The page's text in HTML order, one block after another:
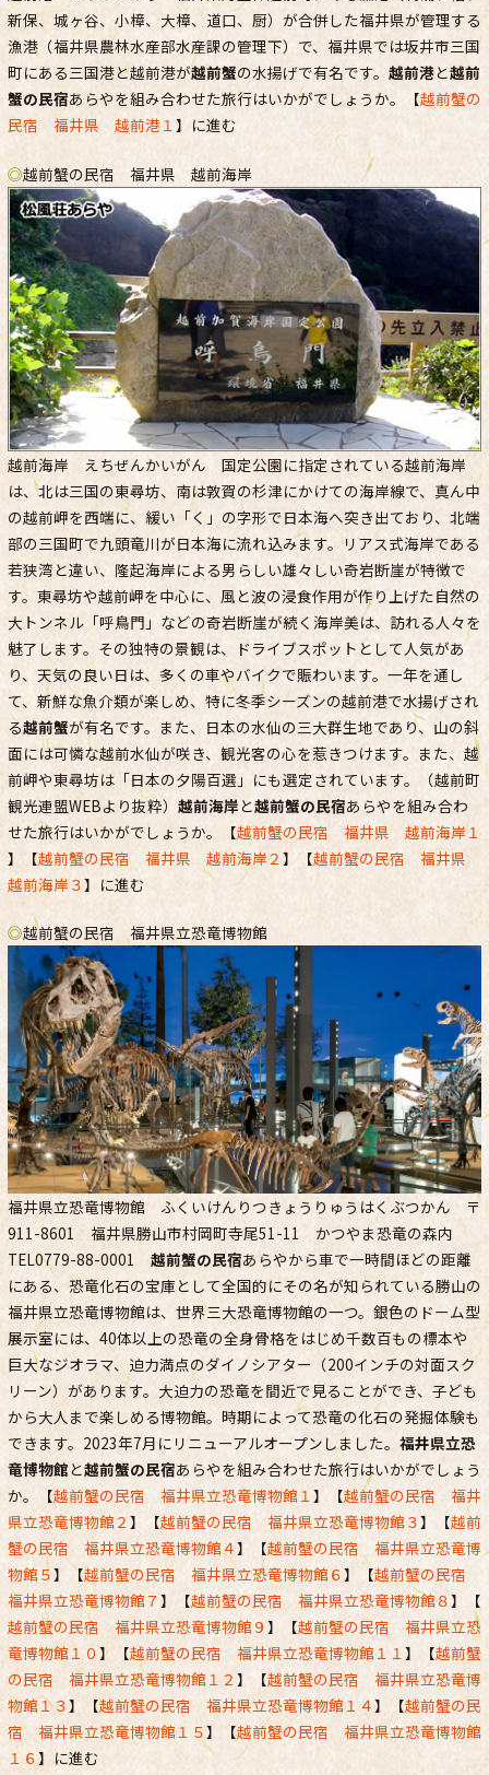
新保、城ヶ谷、小樟、大樟、道口、厨）が合併した福井県が管理する
漁港（福井県農林水産部水産課の管理下）で、福井県では坂井市三国
町にある三国港と越前港が越前蟹の水揚げで有名です。 越前港と越前
蟹の民宿あらやを組み合わせた旅行はいかがでしょうか。【越前蟹の
民宿 福井県 越前港１】に進む
◎越前蟹の民宿 福井県 越前海岸
越前海岸 えちぜんかいがん 国定公園に指定されている越前海岸
は、北は三国の東尋坊、南は敦賀の杉津にかけての海岸線で、真ん中
の越前岬を西端に、緩い「く」の字形で日本海へ突き出ており、北端
部の三国町で九頭竜川が日本海に流れ込みます。リアス式海岸である
若狭湾と違い、隆起海岸による男らしい雄々しい奇岩断崖が特徴で
す。東尋坊や越前岬を中心に、風と波の浸食作用が作り上げた自然の
大トンネル「呼鳥門」などの奇岩断崖が続く海岸美は、訪れる人々を
魅了します。その独特の景観は、ドライブスポットとして人気があ
り、天気の良い日は、多くの車やバイクで賑わいます。一年を通し
て、新鮮な魚介類が楽しめ、特に冬季シーズンの越前港で水揚げされ
る越前蟹が有名です。また、日本の水仙の三大群生地であり、山の斜
面には可憐な越前水仙が咲き、観光客の心を惹きつけます。また、越
前岬や東尋坊は「日本の夕陽百選」にも選定されています。（越前町
観光連盟WEBより抜粋） 越前海岸と越前蟹の民宿あらやを組み合わ
せた旅行はいかがでしょうか。【越前蟹の民宿 福井県 越前海岸１
】【越前蟹の民宿 福井県 越前海岸２】【越前蟹の民宿 福井県
越前海岸３】に進む
◎越前蟹の民宿 福井県立恐竜博物館
福井県立恐竜博物館 ふくいけんりつきょうりゅうはくぶつかん 〒
911-8601 福井県勝山市村岡町寺尾51-11 かつやま恐竜の森内
TEL0779-88-0001 越前蟹の民宿あらやから車で一時間ほどの距離
にある、恐竜化石の宝庫として全国的にその名が知られている勝山の
福井県立恐竜博物館は、世界三大恐竜博物館の一つ。銀色のドーム型
展示室には、40体以上の恐竜の全身骨格をはじめ千数百もの標本や
巨大なジオラマ、迫力満点のダイノシアター（200インチの対面スク
リーン）があります。大迫力の恐竜を間近で見ることができ、子ども
から大人まで楽しめる博物館。時期によって恐竜の化石の発掘体験も
できます。2023年7月にリニューアルオープンしました。 福井県立恐
竜博物館と越前蟹の民宿あらやを組み合わせた旅行はいかがでしょう
か。【越前蟹の民宿 福井県立恐竜博物館１ 】【越前蟹の民宿 福井
県立恐竜博物館２】【越前蟹の民宿 福井県立恐竜博物館３】【越前
蟹の民宿 福井県立恐竜博物館４】【越前蟹の民宿 福井県立恐竜博
物館５】【越前蟹の民宿 福井県立恐竜博物館６ 】【越前蟹の民宿
福井県立恐竜博物館７ 】【越前蟹の民宿 福井県立恐竜博物館８】【
越前蟹の民宿 福井県立恐竜博物館９】【越前蟹の民宿 福井県立恐
竜博物館１０】【越前蟹の民宿 福井県立恐竜博物館１１ 】【越前蟹
の民宿 福井県立恐竜博物館１２ 】【越前蟹の民宿 福井県立恐竜博
物館１３】【越前蟹の民宿 福井県立恐竜博物館１４】【越前蟹の民
宿 福井県立恐竜博物館１５】【越前蟹の民宿 福井県立恐竜博物館
１６】に進む